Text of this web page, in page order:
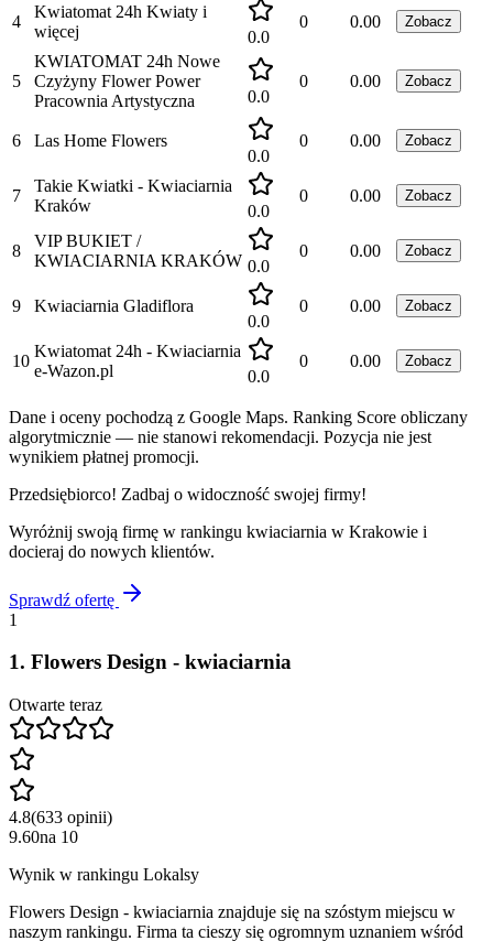
4
Kwiatomat 24h Kwiaty i
więcej
0.0
0 0.00 Zobacz
5
KWIATOMAT 24h Nowe
Czyżyny Flower Power
Pracownia Artystyczna
0.0
0 0.00 Zobacz
6
Las Home Flowers
0.0
0 0.00 Zobacz
7
Takie Kwiatki - Kwiaciarnia
Kraków
0.0
0 0.00 Zobacz
8
VIP BUKIET /
KWIACIARNIA KRAKÓW 0.0
0 0.00 Zobacz
9
Kwiaciarnia Gladiflora
0.0
0 0.00 Zobacz
10
Kwiatomat 24h - Kwiaciarnia
e-Wazon.pl
0.0
0 0.00 Zobacz
Dane i oceny pochodzą z Google Maps. Ranking Score obliczany
algorytmicznie — nie stanowi rekomendacji. Pozycja nie jest
wynikiem płatnej promocji.
Przedsiębiorco! Zadbaj o widoczność swojej firmy!
Wyróżnij swoją firmę w rankingu kwiaciarnia w Krakowie i
docieraj do nowych klientów.
Sprawdź ofertę
1
1. Flowers Design - kwiaciarnia
Otwarte teraz
4.8(633 opinii)
9.60na 10
Wynik w rankingu Lokalsy
Flowers Design - kwiaciarnia znajduje się na szóstym miejscu w
naszym rankingu. Firma ta cieszy się ogromnym uznaniem wśród